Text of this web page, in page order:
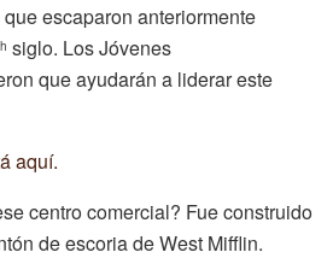
escaparon anteriormente
siglo. Los Jóvenes
que ayudarán a liderar este
aquí.
centro comercial? Fue construido
de escoria de West Mifflin.